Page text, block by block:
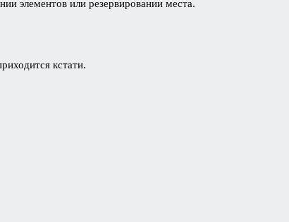
элементов или резервировании места.
кстати.